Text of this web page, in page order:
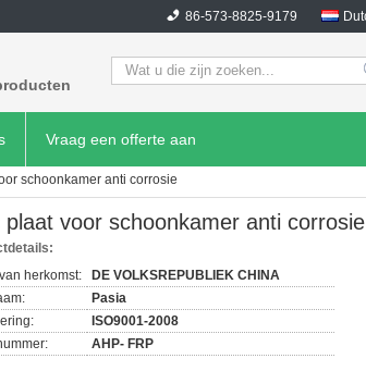
86-573-8825-9179
Vraag een offerte aan
schoonkamer anti corrosie
voor schoonkamer anti corrosie
herkomst:
DE VOLKSREPUBLIEK CHINA
Pasia
ISO9001-2008
AHP- FRP